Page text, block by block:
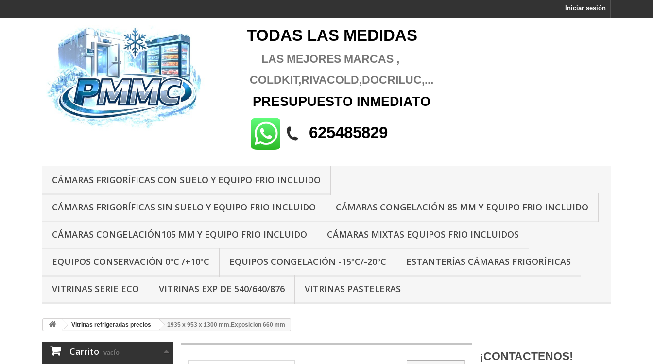
Iniciar sesión
TODAS LAS MEDIDAS
LAS MEJORES MARCAS ,
COLDKIT,RIVACOLD,DOCRILUC,...
PRESUPUESTO INMEDIATO
625485829
CÁMARAS FRIGORÍFICAS CON SUELO Y EQUIPO FRIO INCLUIDO
CÁMARAS FRIGORÍFICAS SIN SUELO Y EQUIPO FRIO INCLUIDO CÁMARAS CONGELACIÓN 85 MM Y EQUIPO FRIO INCLUIDO
CÁMARAS CONGELACIÓN105 MM Y EQUIPO FRIO INCLUIDO CÁMARAS MIXTAS EQUIPOS FRIO INCLUIDOS
EQUIPOS CONSERVACIÓN 0ºC /+10ºC EQUIPOS CONGELACIÓN -15ºC/-20ºC ESTANTERÍAS CÁMARAS FRIGORÍFICAS
VITRINAS SERIE ECO VITRINAS EXP DE 540/640/876 VITRINAS PASTELERAS
Vitrinas refrigeradas precios 1935 x 953 x 1300 mm.Exposicion 660 mm
Carrito vacío ¡CONTACTENOS!